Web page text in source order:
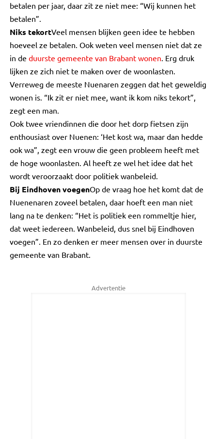
betalen per jaar, daar zit ze niet mee: “Wij kunnen het
betalen”.
Niks tekortVeel mensen blijken geen idee te hebben
hoeveel ze betalen. Ook weten veel mensen niet dat ze
in de duurste gemeente van Brabant wonen. Erg druk
lijken ze zich niet te maken over de woonlasten.
Verreweg de meeste Nuenaren zeggen dat het geweldig
wonen is. “Ik zit er niet mee, want ik kom niks tekort”,
zegt een man.
Ook twee vriendinnen die door het dorp fietsen zijn
enthousiast over Nuenen: ‘Het kost wa, maar dan hedde
ook wa”, zegt een vrouw die geen probleem heeft met
de hoge woonlasten. Al heeft ze wel het idee dat het
wordt veroorzaakt door politiek wanbeleid.
Bij Eindhoven voegenOp de vraag hoe het komt dat de
Nuenenaren zoveel betalen, daar hoeft een man niet
lang na te denken: “Het is politiek een rommeltje hier,
dat weet iedereen. Wanbeleid, dus snel bij Eindhoven
voegen”. En zo denken er meer mensen over in duurste
gemeente van Brabant.
Advertentie